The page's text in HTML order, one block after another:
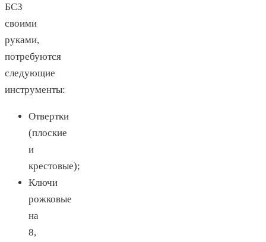
БСЗ
своими
руками,
потребуются
следующие
инструменты:
Отвертки
(плоские
и
крестовые);
Ключи
рожковые
на
8,